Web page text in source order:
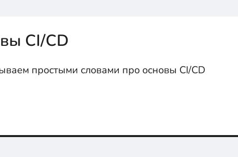
CI/CD
простыми словами про основы CI/CD